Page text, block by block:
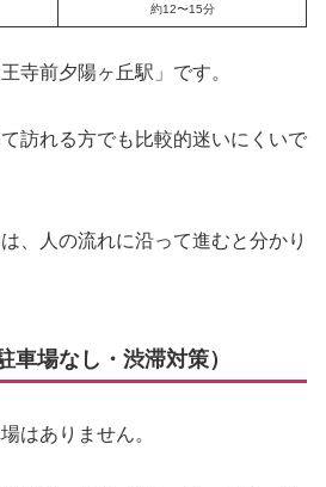
約12〜15分
寺前夕陽ヶ丘駅」です。
訪れる方でも比較的迷いにくいで
、人の流れに沿って進むと分かり
車場なし・渋滞対策）
はありません。